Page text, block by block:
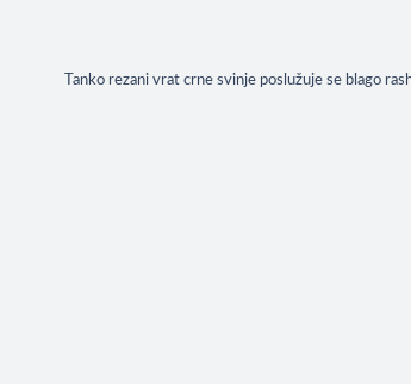
Tanko rezani vrat crne svinje poslužuje se blago